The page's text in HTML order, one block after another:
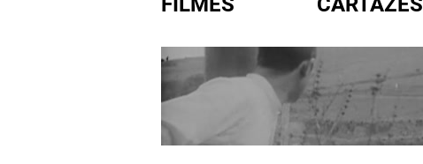
FORMULÁRIO DE BUSCA